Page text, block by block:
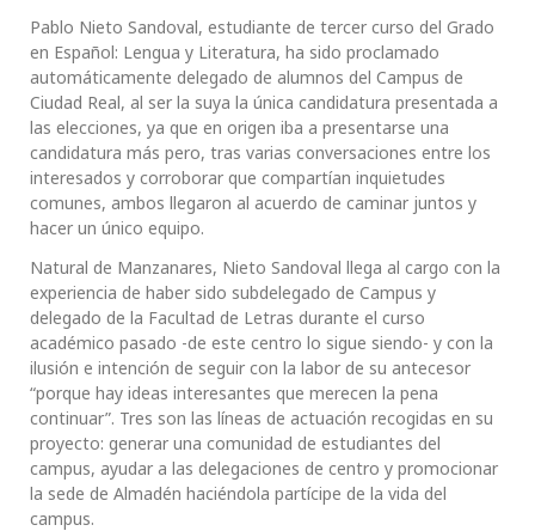
Pablo Nieto Sandoval, estudiante de tercer curso del Grado
en Español: Lengua y Literatura, ha sido proclamado
automáticamente delegado de alumnos del Campus de
Ciudad Real, al ser la suya la única candidatura presentada a
las elecciones, ya que en origen iba a presentarse una
candidatura más pero, tras varias conversaciones entre los
interesados y corroborar que compartían inquietudes
comunes, ambos llegaron al acuerdo de caminar juntos y
hacer un único equipo.
Natural de Manzanares, Nieto Sandoval llega al cargo con la
experiencia de haber sido subdelegado de Campus y
delegado de la Facultad de Letras durante el curso
académico pasado -de este centro lo sigue siendo- y con la
ilusión e intención de seguir con la labor de su antecesor
“porque hay ideas interesantes que merecen la pena
continuar”. Tres son las líneas de actuación recogidas en su
proyecto: generar una comunidad de estudiantes del
campus, ayudar a las delegaciones de centro y promocionar
la sede de Almadén haciéndola partícipe de la vida del
campus.